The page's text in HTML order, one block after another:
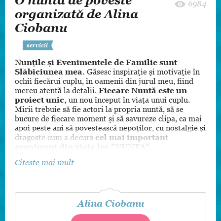
organizată de Alina
Ciobanu
6984
servicii
Nunţile şi Evenimentele de Familie sunt
Slăbiciunea mea. Găsesc inspiraţie şi motivaţie în
ochii fiecărui cuplu, în oamenii din jurul meu, fiind
mereu atentă la detalii. Fiecare Nuntă este un
proiect unic, un nou început în viaţa unui cuplu.
Mirii trebuie să fie actori la propria nuntă, să se
bucure de fiecare moment şi să savureze clipa, ca mai
apoi peste ani să povestească nepoţilor, cu nostalgie şi
dragoste cum a decurs cel mai important
eveniment din viaţa lor "NUNTA".
Organizarea şi planificarea unui eveniment este foarte
negative şi stres, aici intervine rolul meu în calitate
Wedding Planner {organizator}
care apelează la serviciile mele au înţeles ce muncă
colosală şi stres implică organizarea unui eveniment.
Citeste mai mult
Alina Ciobanu